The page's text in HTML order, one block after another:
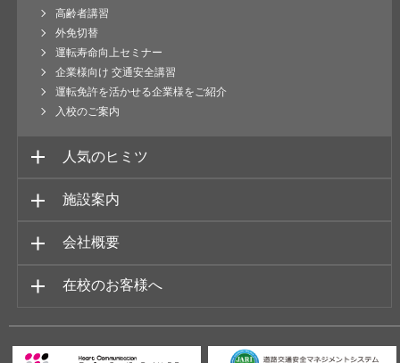
高齢者講習
外免切替
運転寿命向上セミナー
企業様向け 交通安全講習
運転免許を活かせる企業様をご紹介
入校のご案内
人気のヒミツ
施設案内
会社概要
在校のお客様へ